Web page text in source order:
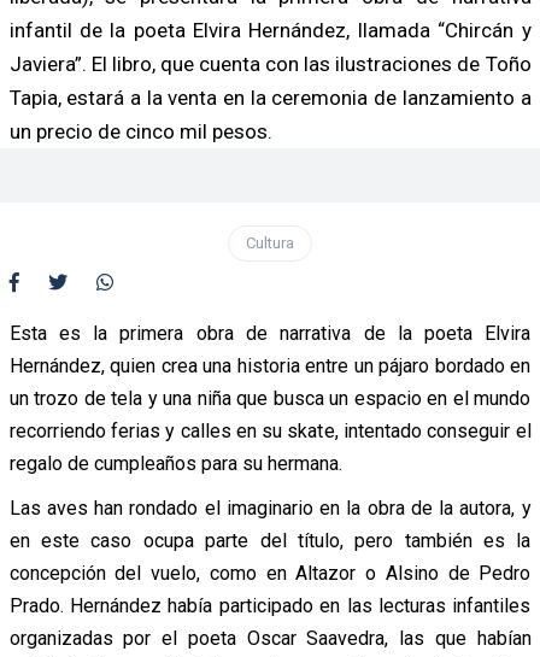
infantil de la poeta Elvira Hernández, llamada “Chircán y
Javiera”. El libro, que cuenta con las ilustraciones de Toño
Tapia, estará a la venta en la ceremonia de lanzamiento a
un precio de cinco mil pesos.
Cultura
Esta es la primera obra de narrativa de la poeta Elvira
Hernández, quien crea una historia entre un pájaro bordado en
un trozo de tela y una niña que busca un espacio en el mundo
recorriendo ferias y calles en su skate, intentado conseguir el
regalo de cumpleaños para su hermana.
Las aves han rondado el imaginario en la obra de la autora, y
en este caso ocupa parte del título, pero también es la
concepción del vuelo, como en Altazor o Alsino de Pedro
Prado. Hernández había participado en las lecturas infantiles
organizadas por el poeta Oscar Saavedra, las que habían